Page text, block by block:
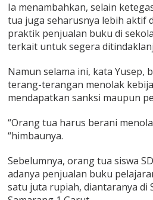
i
n
t
a
P
m
e
r
t
a
S
e
e
Ia menambahkan, selain
tua juga seharusnya lebih aktif
praktik penjualan buku di
terkait untuk segera
Namun selama ini, kata Yusep,
terang-terangan menolak
mendapatkan sanksi maupun
“Orang tua harus berani
“himbaunya.
Sebelumnya, orang tua siswa
adanya penjualan buku
satu juta rupiah, diantaranya di